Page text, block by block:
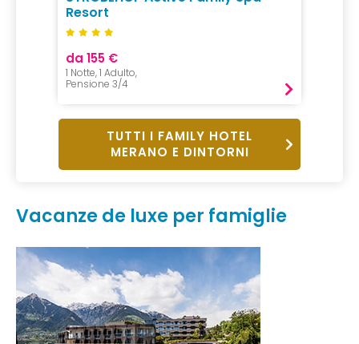
Resort
da 155 €
1 Notte, 1 Adulto,
Pensione 3/4
TUTTI I FAMILY HOTEL
MERANO E DINTORNI
Vacanze de luxe per famiglie